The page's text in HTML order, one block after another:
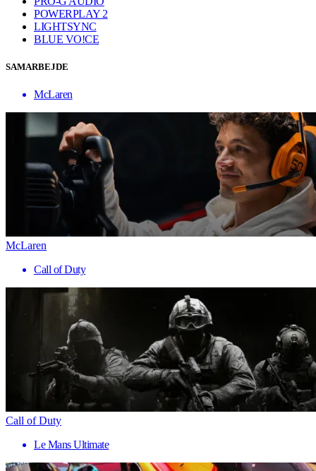
POWERPLAY 2
LIGHTSYNC
BLUE VO!CE
SAMARBEJDE
McLaren
McLaren
Call of Duty
Call of Duty
Le Mans Ultimate